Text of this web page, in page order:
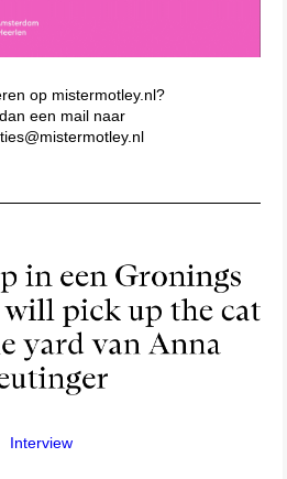
op mistermotley.nl?
een mail naar
Interview